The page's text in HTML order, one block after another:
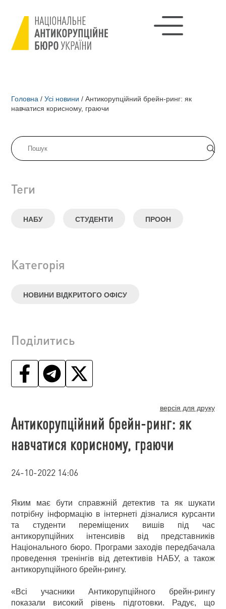
Головна / Усі новини / Антикорупційний брейн-ринг: як
навчатися корисному, граючи
Теги
НАБУ СТУДЕНТИ ПРООН
Категорія
НОВИНИ ВІДКРИТОГО ОФІСУ
Поділитись
версія для друку
Антикорупційний брейн-ринг: як
навчатися корисному, граючи
24-10-2022 14:06
Яким має бути справжній детектив та як шукати
потрібну інформацію в інтернеті дізналися курсанти
та студенти переміщених вишів під час
антикорупційних інтенсивів від представників
Національного бюро. Програми заходів передбачала
проведення тренінгів від детективів НАБУ, а також
антикорупційного брейн-рингу.
«Всі учасники Антикорупційного брейн-рингу
показали високий рівень підготовки. Радує, що